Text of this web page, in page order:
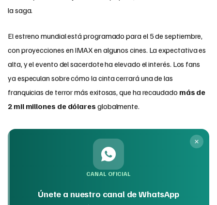
la saga.
El estreno mundial está programado para el 5 de septiembre,
con proyecciones en IMAX en algunos cines. La expectativa es
alta, y el evento del sacerdote ha elevado el interés. Los fans
ya especulan sobre cómo la cinta cerrará una de las
franquicias de terror más exitosas, que ha recaudado más de
2 mil millones de dólares globalmente.
CANAL OFICIAL
Únete a nuestro canal de WhatsApp